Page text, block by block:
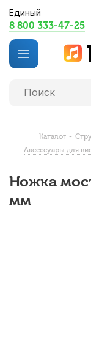
Единый
8 800 333-47-25
Каталог -
Аксессуары для
Ножка
мм